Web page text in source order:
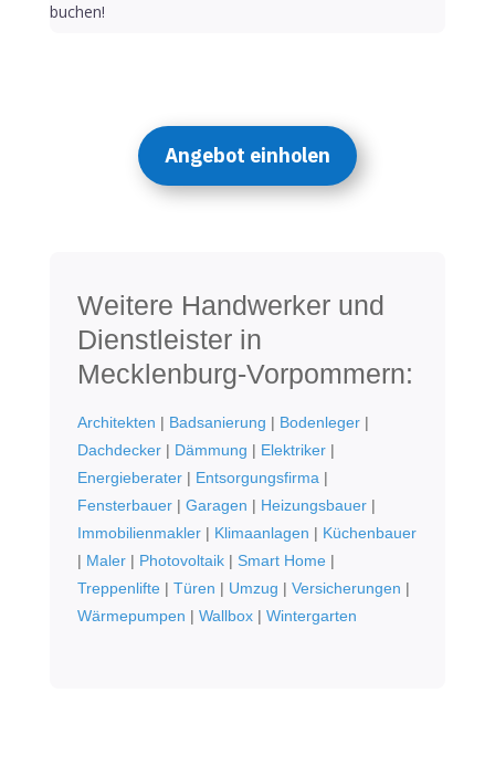
buchen!
Angebot einholen
Weitere Handwerker und
Dienstleister in
Mecklenburg-Vorpommern:
Architekten | Badsanierung | Bodenleger|
Dachdecker| Dämmung | Elektriker|
Energieberater| Entsorgungsfirma|
Fensterbauer| Garagen | Heizungsbauer|
Immobilienmakler| Klimaanlagen | Küchenbauer
| Maler| Photovoltaik| Smart Home|
Treppenlifte| Türen | Umzug | Versicherungen |
Wärmepumpen | Wallbox| Wintergarten